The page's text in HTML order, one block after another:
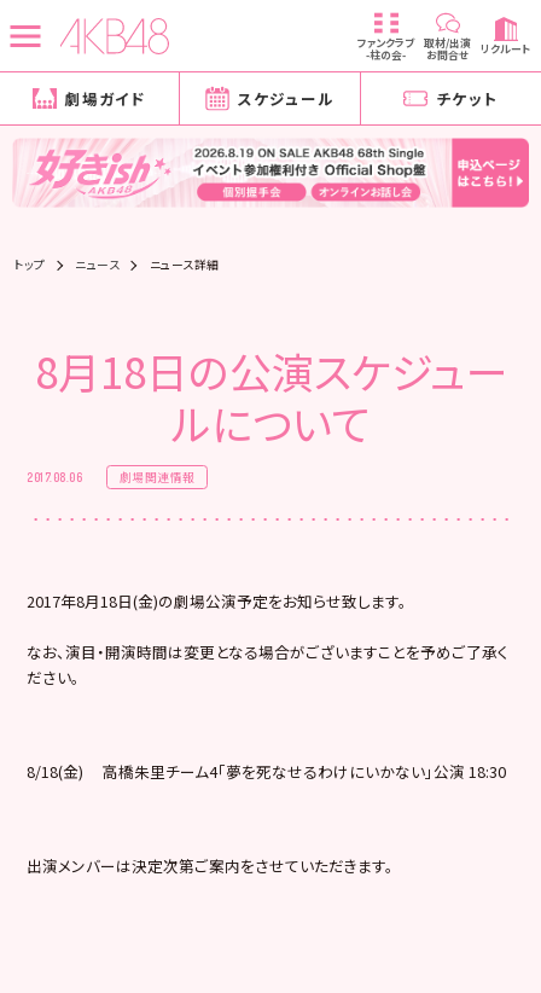
ファンクラブ
-柱の会-
取材/出演
お問合せ リクルート
劇場ガイド スケジュール チケット
トップ ニュース ニュース詳細
8月18日の公演スケジュー
ルについて
2017.08.06 劇場関連情報
2017年8月18日(金)の劇場公演予定をお知らせ致します。
なお、演目・開演時間は変更となる場合がございますことを予めご了承く
ださい。
8/18(金) 高橋朱里チーム4「夢を死なせるわけにいかない」公演 18:30
出演メンバーは決定次第ご案内をさせていただきます。